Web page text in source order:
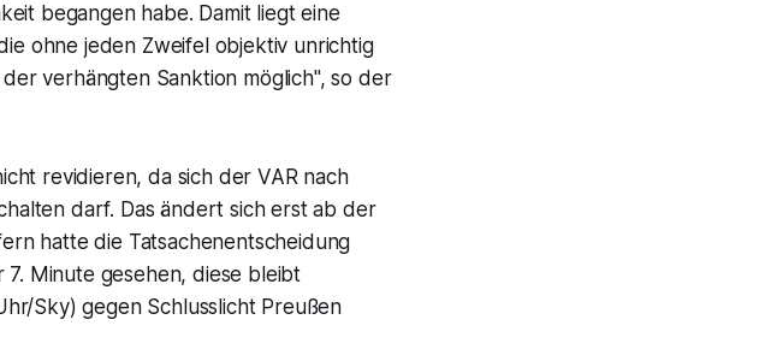
begangen habe. Damit liegt eine
ohne jeden Zweifel objektiv unrichtig
verhängten Sanktion möglich", so der
revidieren, da sich der VAR nach
darf. Das ändert sich erst ab der
hatte die Tatsachenentscheidung
Minute gesehen, diese bleibt
Sky) gegen Schlusslicht Preußen